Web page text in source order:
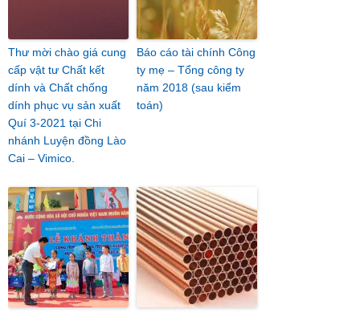
Thư mời chào giá cung
cấp vật tư Chất kết
dính và Chất chống
dính phục vụ sản xuất
Quí 3-2021 tại Chi
nhánh Luyện đồng Lào
Cai – Vimico.
Báo cáo tài chính Công
ty mẹ – Tổng công ty
năm 2018 (sau kiểm
toán)